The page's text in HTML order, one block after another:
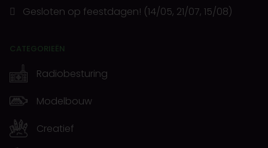
Gesloten op feestdagen! (14/05, 21/07, 15/08)
CATEGORIEËN
Radiobesturing
Modelbouw
Creatief